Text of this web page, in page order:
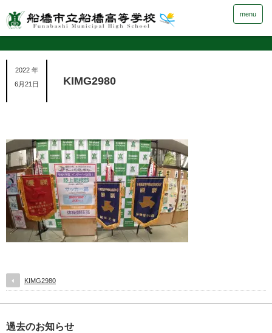
menu
2022 年
6月21日
KIMG2980
KIMG2980
過去のお知らせ